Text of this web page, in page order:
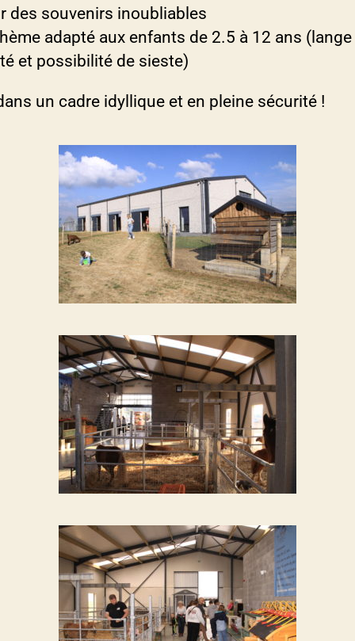
des souvenirs inoubliables
adapté aux enfants de 2.5 à 12 ans (lange
et possibilité de sieste)
un cadre idyllique et en pleine sécurité !